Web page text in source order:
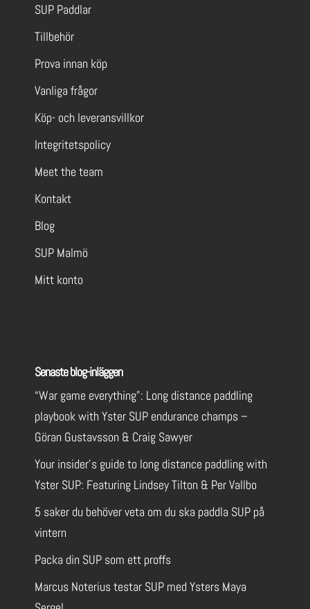
SUP Paddlar
Tillbehör
Prova innan köp
Vanliga frågor
Köp- och leveransvillkor
Integritetspolicy
Meet the team
Kontakt
Blog
SUP Malmö
Mitt konto
Senaste blog-inläggen
“War game everything”: Long distance paddling
playbook with Yster SUP endurance champs –
Göran Gustavsson & Craig Sawyer
Your insider’s guide to long distance paddling with
Yster SUP: Featuring Lindsey Tilton & Per Vallbo
5 saker du behöver veta om du ska paddla SUP på
vintern
Packa din SUP som ett proffs
Marcus Noterius testar SUP med Ysters Maya